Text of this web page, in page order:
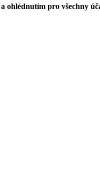
ohlédnutím pro všechny